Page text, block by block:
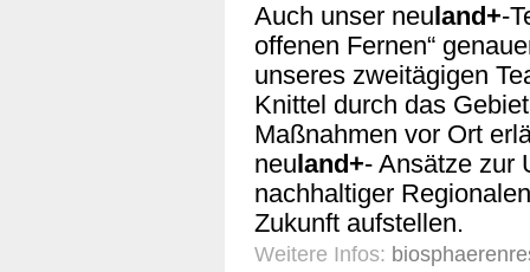
Auch unser neuland+-
offenen Fernen“
unseres zweitägigen
Knittel durch das
Maßnahmen vor Ort
neuland+- Ansätze zur
nachhaltiger
Zukunft aufstellen.
Weitere Infos: